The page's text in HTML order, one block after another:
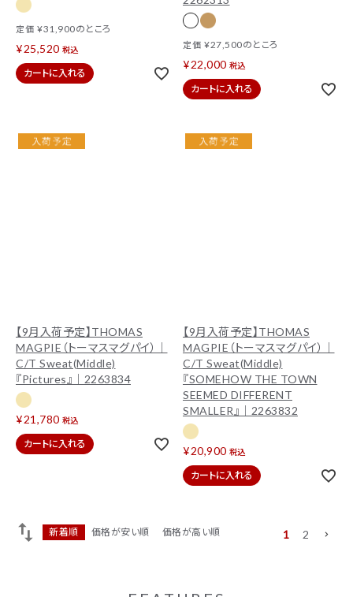
定価 ¥31,900のところ
¥25,520 税込
カートに入れる
定価 ¥27,500のところ
¥22,000 税込
カートに入れる
【9月入荷予定】THOMAS
MAGPIE（トーマスマグパイ）｜
C/T Sweat(Middle)
『Pictures』｜2263834
¥21,780 税込
カートに入れる
【9月入荷予定】THOMAS
MAGPIE（トーマスマグパイ）｜
C/T Sweat(Middle)
『SOMEHOW THE TOWN
SEEMED DIFFERENT
SMALLER』｜2263832
¥20,900 税込
カートに入れる
新着順 価格が安い順 価格が高い順 1 2